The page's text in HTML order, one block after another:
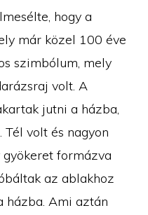
hogy a
már közel 100 éve
szimbólum, mely
volt. A
jutni a házba,
volt és nagyon
formázva
az ablakhoz
házba. Ami aztán